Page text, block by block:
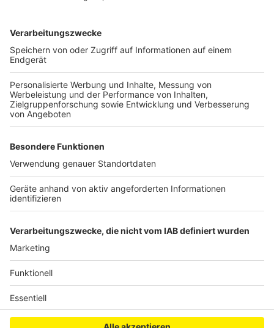
Münsterland
Anzeige
In Münster wird die Ortsumgehung ausgebaut. Es geht
um einen vierstreifigen Ausbau der B51 und um einen
dreistreifigen Neubau der B 481. Das Projekt soll 91
Millionen Euro kosten und im Jahr 2024 fertig werden.
Anzeige
Anzeige